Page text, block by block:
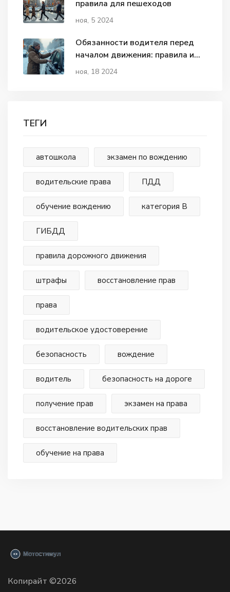
правила для пешеходов
ноя, 5 2024
Обязанности водителя перед
началом движения: правила и
советы
ноя, 18 2024
ТЕГИ
автошкола экзамен по вождению
водительские права ПДД
обучение вождению категория В
ГИБДД
правила дорожного движения
штрафы восстановление прав
права
водительское удостоверение
безопасность вождение
водитель безопасность на дороге
получение прав экзамен на права
восстановление водительских прав
обучение на права
Копирайт ©2026